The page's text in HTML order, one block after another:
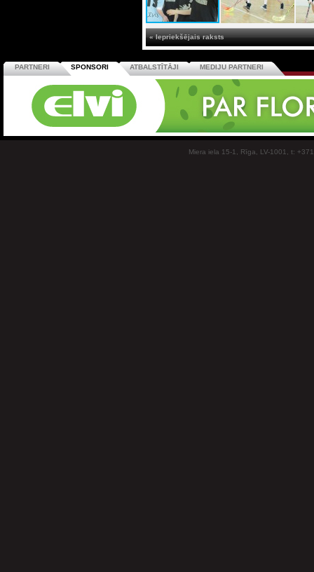
« Iepriekšējais raksts
PARTNERI SPONSORI ATBALSTĪTĀJI MEDIJU PARTNERI
Miera iela 15-1, Rīga, LV-1001, t: